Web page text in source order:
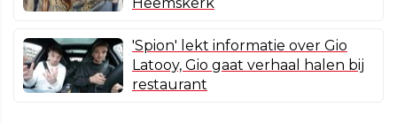
'Spion' lekt informatie over Gio
Latooy, Gio gaat verhaal halen bij
restaurant